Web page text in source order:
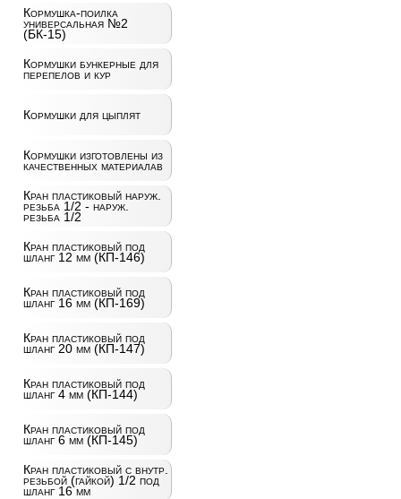
Кормушка-поилка
универсальная №2
(БК-15)
Кормушки бункерные для
перепелов и кур
Кормушки для цыплят
Кормушки изготовлены из
качественных материалав
Кран пластиковый наруж.
резьба 1/2 - наруж.
резьба 1/2
Кран пластиковый под
шланг 12 мм (КП-146)
Кран пластиковый под
шланг 16 мм (КП-169)
Кран пластиковый под
шланг 20 мм (КП-147)
Кран пластиковый под
шланг 4 мм (КП-144)
Кран пластиковый под
шланг 6 мм (КП-145)
Кран пластиковый с внутр.
резьбой (гайкой) 1/2 под
шланг 16 мм